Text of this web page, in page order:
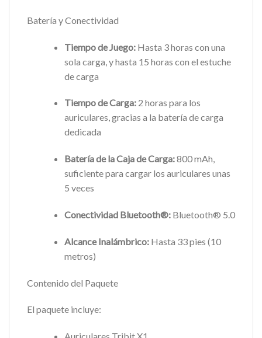
Batería y Conectividad
Tiempo de Juego: Hasta 3 horas con una
sola carga, y hasta 15 horas con el estuche
de carga
Tiempo de Carga: 2 horas para los
auriculares, gracias a la batería de carga
dedicada
Batería de la Caja de Carga:800 mAh,
suficiente para cargar los auriculares unas
5 veces
Conectividad Bluetooth®: Bluetooth® 5.0
Alcance Inalámbrico: Hasta 33 pies (10
metros)
Contenido del Paquete
El paquete incluye: